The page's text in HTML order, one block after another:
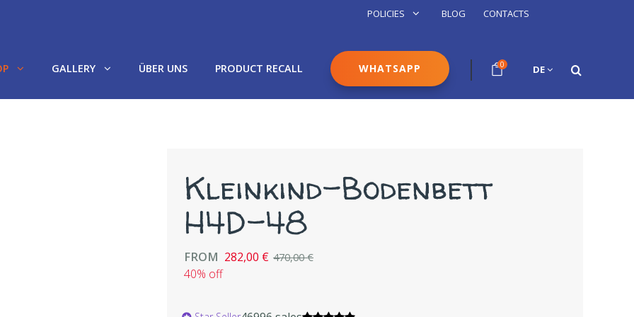
POLICIES BLOG CONTACTS
GALLERY ÜBER UNS PRODUCT RECALL WHATSAPP 0 DE
Kleinkind-Bodenbett
H4D-48
FROM 282,00 € 470,00 €
40% off